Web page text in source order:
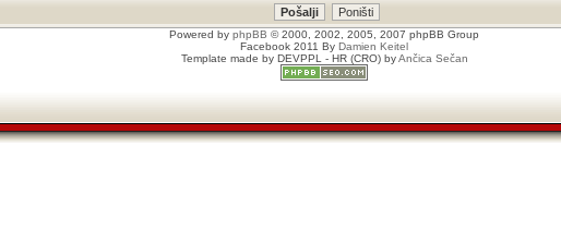
Powered by phpBB © 2000, 2002, 2005, 2007 phpBB Group
Facebook 2011 By Damien Keitel
Template made by DEVPPL - HR (CRO) byAnčica Sečan